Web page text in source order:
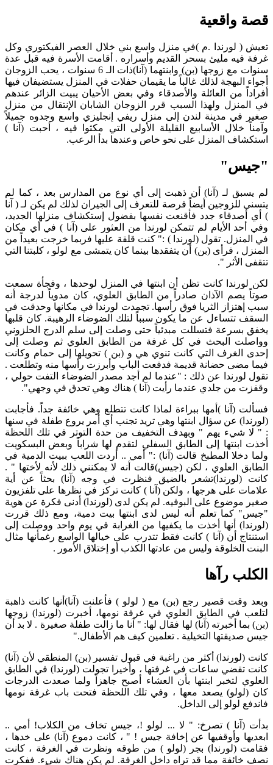
قصة واقعية
تعيش ( لورندا .م )في منزل واسع بني خلال العصر الفيكتوري وكل
غرفة فيه مليئ بسحر القديم وأسراره . أقامت الأسرة فيه قبل عدة
سنوات مع زوجها (بن) وابنتهما (آنا)ذات الـ 6 سنوات ، يحب الزوجان
أجواء البهجة لذلك غالباً ما يقيمان حفلات في المنزل يستضيفان فيها
أفراداً من العائلة والأصدقاء وفي بعض الأحيان يبيت الزائر عندهم
في المنزل ولهذا السبب قرر الزوجان الشابان الإنتقال من منزل
صغير في مدينة لندن إلى منزل ريفي إنجليزي واسع وجدوه جميلاً
وآمناً خلال الأسابيع القليلة الأولى التي مكثوا فيه ، أحبت (آنا )
استكشاف المنزل على نحو خاص وعندها بدأ الرعب.
"جيس"
لم يسبق لـ (آنا) أن ذهبت إلى أي نوع من المدارس بعد ، كما لم
يتسنى للزوجين أيضاً فرصة للتعرف إلى الجيران لذلك لم يكن لـ ( آنا
) أي أصدقاء جدد فأقنعت نفسها بفضول إستكشاف منزلها الجديد،
وفي أحد الأيام لم تتمكن لورندا من العثور على (آنا ) في أي مكان
في المنزل. تقول (لورندا ) :" كنت قلقة عليها فربما خرجت بعيداً من
المنزل ، فرأى (بن) أن يتفقدها بينما كان يتمشى مع لولو ، كلبتنا التي
تتقفى الأثر ".
لكن لورندا كانت تظن أن ابنتها في المنزل لوحدها ، وفجأة سمعت
صوتاً يصم الآذان صادراً من الطابق العلوي، كان مدوياً لدرجة أنه
سبب إهتزاز الثريا فوق رأسها. تجمدت لورندا في مكانها وحدقت في
السقف تتساءل عن ما يكون سبباً لتلك الضوضاء الرهيبة. كان قلبها
يخفق بسرعة فتسللت مبدئياً حتى وصلت إلى سلم الدرج الحلزوني
وواصلت البحث في كل غرفة من الطابق العلوي ثم وصلت إلى
إحدى الغرف التي كانت تنوي هي و (بن ) تحويلها إلى حمام وكانت
فيما مضى حضانة قديمة فدفعت الباب وأبرزت رأسها منه وتطلعت .
تقول لورندا عن ذلك : "عندما لم أجد مصدر الضوضاء التفت حولي ،
وقفزت من جلدي عندما رأيت (آنا ) هناك وهي تحدق في وجهي".
فسألت (آنا )أمها ببراءة لماذا كانت تتطلع وهي خائفة جداً. فأجابت
(لورندا) عن سؤال ابنتها وهي تريد تجنب أي أمر يروع طفلة في سنها
: " لا شيء يهم " وبهدف التخفيف من حدة التوتر في تلك اللحظة
أخذت ابنتها إلى الطابق السفلي لتقدم لها شراباً وبعض البسكويت
ولما دخلا المطبخ قالت (آنا) :" أمي .. أردت اللعب ببيت الدمية في
الطابق العلوي ، لكن (جيس)قالت أنه لا يمكنني ذلك لأنه لأختها " .
كانت (لورندا)تشعر بالضيق فنظرت في وجه (آنا) بحثاً عن أية
علامات على هرجها ، ولكن (آنا ) كانت تركز في نظرها على تلفزيون
صغير موضوع على البوفيه. لم يكن لدى (لورندا) أدنى فكرة عن هوية
"جيس" كما تعلم أنه ليس لدى ابنتها بيت دمية، ومع ذلك قررت
(لورندا) أنها أخذت ما يكفيها من الغرابة في يوم واحد ووصلت إلى
استنتاج أن (آنا ) كانت فقط تتدرب على خيالها الواسع رغمأنها مثال
البنت الخلوقة وليس من عادتها الكذب أو إختلاق الأمور .
الكلب رآها
وبعد وقت قصير رجع (بن) مع ( لولو ) فأعلنت (آنا)أنها كانت ذاهبة
لتلعب في الطابق العلوي في غرفة نومها، أخبرت (لورندا) زوجها
(بن) بما أخبرته (آنا) لها فقال لها: " آنا ما زالت طفلة صغيرة . لا بد أن
جيس صديقتها التخيلية . تعلمين كيف هم الأطفال."
كانت (لورندا) أكثر من راغبة في قبول تفسير (بن) المنطقي لأن (آنا)
كانت تقضي ساعات في غرفتها ، وأخيرا تجولت (لورندا) في الطابق
العلوي لتخبر ابنتها بأن العشاء أصبح جاهزاً ولما صعدت الدرجات
كان (لولو) يصعد معها ، وفي تلك اللحظة فتحت باب غرفة نومها
فاندفع لولو إلى الداخل.
بدأت (آنا ) تصرخ: " لا ... لولو !، جيس تخاف من الكلاب! أمي ..
ابعديها وأوقفيها عن إخافة جيس ! " ، كانت دموع (آنا) على خدها ،
فقامت (لورندا) بجر (لولو ) من طوقه ونظرت في الغرفة ، كانت
نصف خائفة مما قد تراه داخل الغرفة. لم يكن هناك شيء. ففكرت